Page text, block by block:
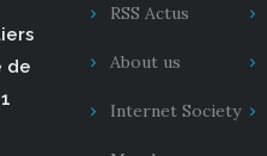
de
RSS Actus
About us
Internet Society